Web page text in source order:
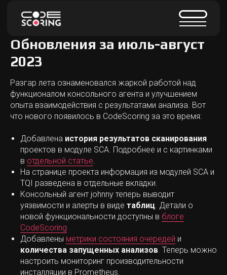
Обновления за июль-август
2023
Разгар лета ознаменовался жаркой работой над
функционалом консольного агента и улучшением
опыта взаимодействия с результатами анализа. Вот
что нового появилось в CodeScoring за это время:
Добавлена история результатов сканирования
проектов в модуле SCA. Подробнее и с картинками
в отдельной статье.
На странице проекта информация из модулей SCA и
TQI разведена в отдельные вкладки.
Консольный агент johnny теперь выводит
уязвимости и алерты в виде таблиц. Детали о
новой функциональности доступны в блоге
CodeScoring
Добавлены метрики состояния очередей и
количества запущенных анализов. Теперь можно
настроить мониторинг производительности
инсталляции в Prometheus.